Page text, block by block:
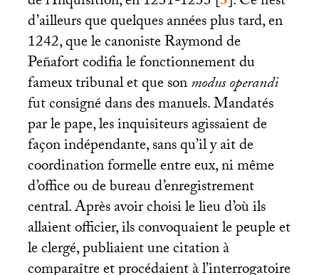
d’ailleurs que quelques années plus tard, en
1242, que le canoniste Raymond de
Peñafort codifia le fonctionnement du
fameux tribunal et que sonmodus operandi
fut consigné dans des manuels. Mandatés
par le pape, les inquisiteurs agissaient de
façon indépendante, sans qu’il y ait de
coordination formelle entre eux, ni même
d’office ou de bureau d’enregistrement
central. Après avoir choisi le lieu d’où ils
allaient officier, ils convoquaient le peuple et
le clergé, publiaient une citation à